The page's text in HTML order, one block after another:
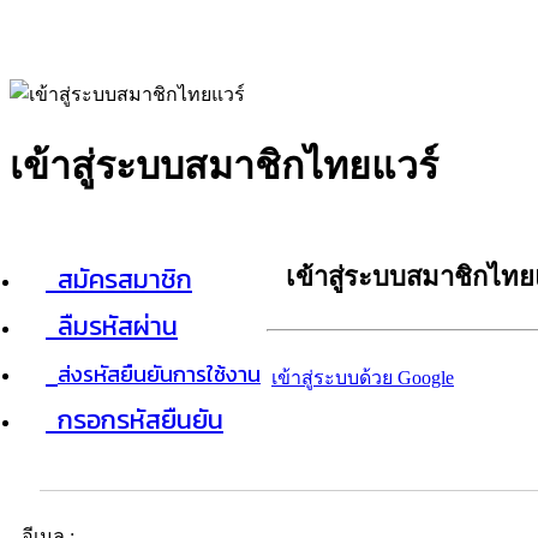
เข้าสู่ระบบสมาชิกไทยแวร์
สมัครสมาชิก
ลืมรหัสผ่าน
ส่งรหัสยืนยันการใช้งาน
กรอกรหัสยืนยัน
เข้าสู่ระบบสมาชิกไท
เข้าสู่ระบบด้วย Google